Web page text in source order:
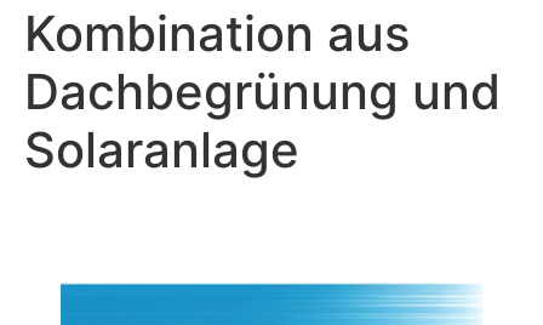
Kombination aus
Dachbegrünung und
Solaranlage